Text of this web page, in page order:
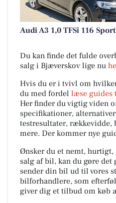
Audi A3 1,0 TFSi 116
Du kan finde det fulde
salg i Bjæverskov lige nu
Hvis du er i tvivl om
du med fordel læse guides
Her finder du vigtig viden
specifikationer,
testresultater, rækkevidde,
mere. Der kommer nye
Ønsker du et nemt,
salg af bil, kan du gøre det
sender din bil ud til vores
bilforhandlere, som
giver dig et tilbud om køb